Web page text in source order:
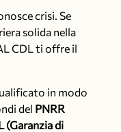
crisi. Se
solida nella
CDL ti offre il
in modo
del PNRR
(Garanzia di